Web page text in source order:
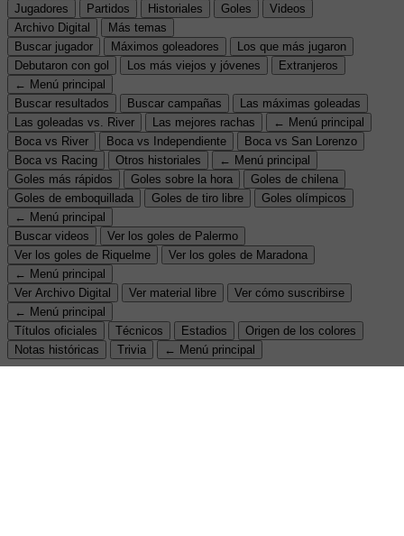
Jugadores
Partidos Historiales Goles
Videos
Archivo Digital
Más temas
Buscar jugador
Máximos goleadores
Los que más jugaron
Debutaron con gol
Los más viejos y jóvenes
Extranjeros
← Menú principal
Buscar resultados
Buscar campañas
Las máximas goleadas
Las goleadas vs. River
Las mejores rachas
← Menú principal
Boca vs River
Boca vs Independiente
Boca vs San Lorenzo
Boca vs Racing
Otros historiales
← Menú principal
Goles más rápidos
Goles sobre la hora
Goles de chilena
Goles de emboquillada
Goles de tiro libre
Goles olímpicos
← Menú principal
Buscar videos
Ver los goles de Palermo
Ver los goles de Riquelme
Ver los goles de Maradona
← Menú principal
Ver Archivo Digital
Ver material libre
Ver cómo suscribirse
← Menú principal
Títulos oficiales
Técnicos Estadios
Origen de los colores
Notas históricas
Trivia ← Menú principal